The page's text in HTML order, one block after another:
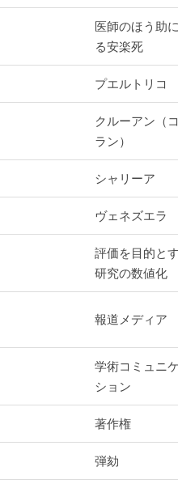
医師のほう助
る安楽死
プエルトリコ
クルーアン（
ラン）
シャリーア
ヴェネズエラ
評価を目的と
研究の数値化
報道メディア
学術コミュニ
ション
著作権
弾劾